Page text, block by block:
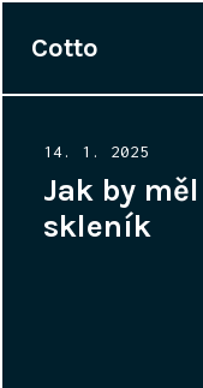
Cotto
Posted
on
14. 1. 2025
Jak by
skleník